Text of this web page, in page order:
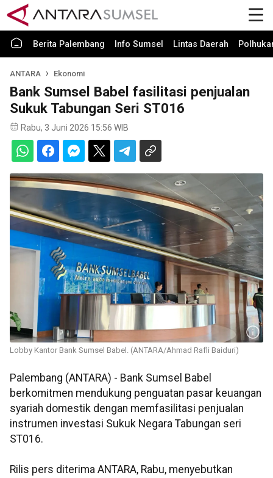
Berita Palembang Info Sumsel Lintas Daerah
ANTARA Ekonomi
Bank Sumsel Babel fasilitasi penjualan
Sukuk Tabungan Seri ST016
Rabu, 3 Juni 2026 15:56 WIB
Lobby Kantor Bank Sumsel Babel. (ANTARA/Ahmad Rafli Baiduri)
Palembang (ANTARA) - Bank Sumsel Babel
berkomitmen mendukung penguatan pasar keuangan
syariah domestik dengan memfasilitasi penjualan
instrumen investasi Sukuk Negara Tabungan seri
ST016.
Rilis pers diterima ANTARA, Rabu, menyebutkan